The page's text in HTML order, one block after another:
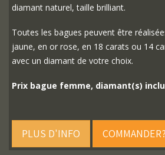
diamant naturel, taille brilliant.
Toutes les bagues peuvent être
jaune, en or rose, en 18 carats ou 14
avec un diamant de votre choix.
Prix bague femme, diamant(s)
PLUS D'INFO COMMANDER?